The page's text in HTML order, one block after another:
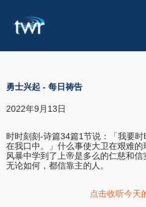
勇士兴起 - 每日祷告
2022年9月13日
时时刻刻-诗篇34篇1节说：「我要
在我口中。」什么事使大卫在艰难
风暴中学到了上帝是多么的仁慈和信
无论如何，都信靠主的人。
点击收听今天